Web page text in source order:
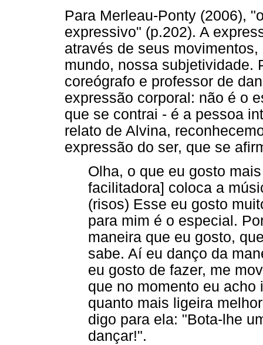
Para Merleau-Ponty (2006),
expressivo" (p.202). A
através de seus
mundo, nossa subjetividade.
coreógrafo e professor de
expressão corporal: não é o
que se contrai - é a pessoa
relato de Alvina,
expressão do ser, que se
Olha, o que eu gosto
facilitadora] coloca a
(risos) Esse eu gosto
para mim é o especial.
maneira que eu gosto,
sabe. Aí eu danço da
eu gosto de fazer, me
que no momento eu
quanto mais ligeira
digo para ela: "Bota-lhe
dançar!".